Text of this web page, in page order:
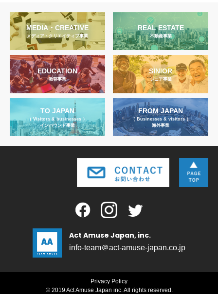
MEDIA・CREATIVE
メディア・クリエイティブ事業
REAL ESTATE
不動産事業
EDUCATION
教育事業
SINIOR
シニア事業
TO JAPAN
（ Visitors & businesses ）
インバウンド事業
FROM JAPAN
（ Businesses & visitors ）
海外事業
Act Amuse Japan, inc.
info-team＠act-amuse-japan.co.jp
© 2019 Act Amuse Japan inc. All rights reserved.
Privacy Policy